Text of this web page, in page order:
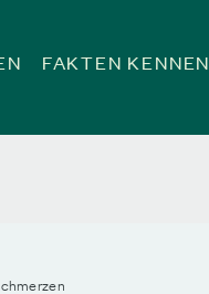
FAKTEN KENNEN